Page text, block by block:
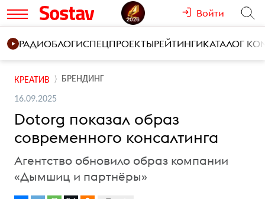
Войти
РАДИОБЛОГИСПЕЦПРОЕКТЫРЕЙТИНГИКАТАЛОГ
КРЕАТИВ БРЕНДИНГ
16.09.2025
Dotorg показал образ
современного консалтинга
Агентство обновило образ компании
«Дымшиц и партнёры»